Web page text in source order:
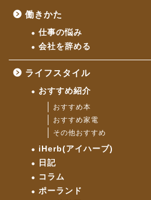
働きかた
仕事の悩み
会社を辞める
ライフスタイル
おすすめ紹介
おすすめ本
おすすめ家電
その他おすすめ
iHerb(アイハーブ)
日記
コラム
ポーランド